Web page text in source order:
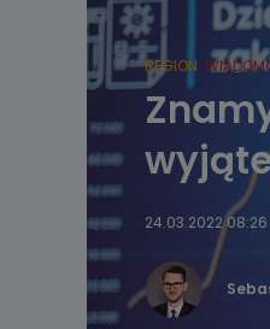
REGION
24.03.2022 08:26